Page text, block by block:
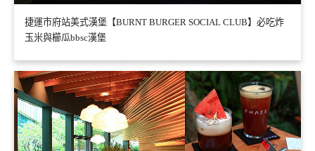
捷運市府站美式漢堡【BURNT BURGER SOCIAL CLUB】必吃炸
玉米與櫛瓜bbsc漢堡